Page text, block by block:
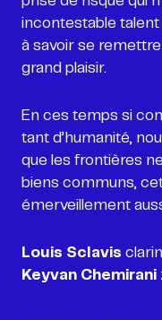
incontestable
à savoir se
grand plaisir.
En ces temps si
tant d’humanité,
que les frontières
biens communs,
émerveillement
Louis Sclavis
Keyvan Chemirani